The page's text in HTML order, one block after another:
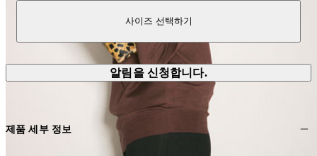
사이즈 선택하기
알림을 신청합니다.
제품 세부 정보